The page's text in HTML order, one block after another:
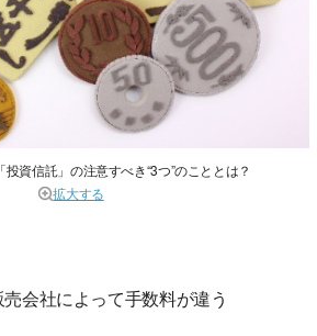
資信託」の注意すべき“3つ”のこととは？
拡大する
会社によって手数料が違う